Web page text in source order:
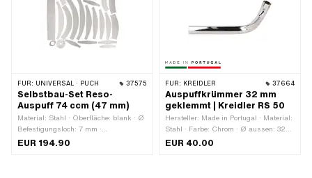
FÜR: UNIVERSAL · PUCH 37575
Selbstbau-Set Reso-
Auspuff 74 ccm (47 mm)
Material: Stahl · Oberfläche: blank · Ø
Befestigungsloch: 7 mm ·
Lochabstand: 43 mm
EUR 194.90
FÜR: KREIDLER 37664
Auspuffkrümmer 32 mm
geklemmt | Kreidler RS 50
Hersteller: Made in Portugal · Material:
Stahl · Farbe: Chrom · Ø aussen: 32
mm · Ø innen: 30 mm · Ø Anschluss
EUR 40.00